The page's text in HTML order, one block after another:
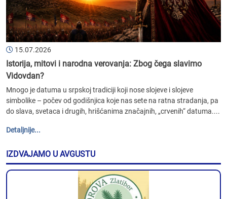
15.07.2026
Istorija, mitovi i narodna verovanja: Zbog čega slavimo
Vidovdan?
Mnogo je datuma u srpskoj tradiciji koji nose slojeve i slojeve
simbolike – počev od godišnjica koje nas sete na ratna stradanja, pa
do slava, svetaca i drugih, hrišćanima značajnih, „crvenih“ datuma....
Detaljnije...
IZDVAJAMO U AVGUSTU